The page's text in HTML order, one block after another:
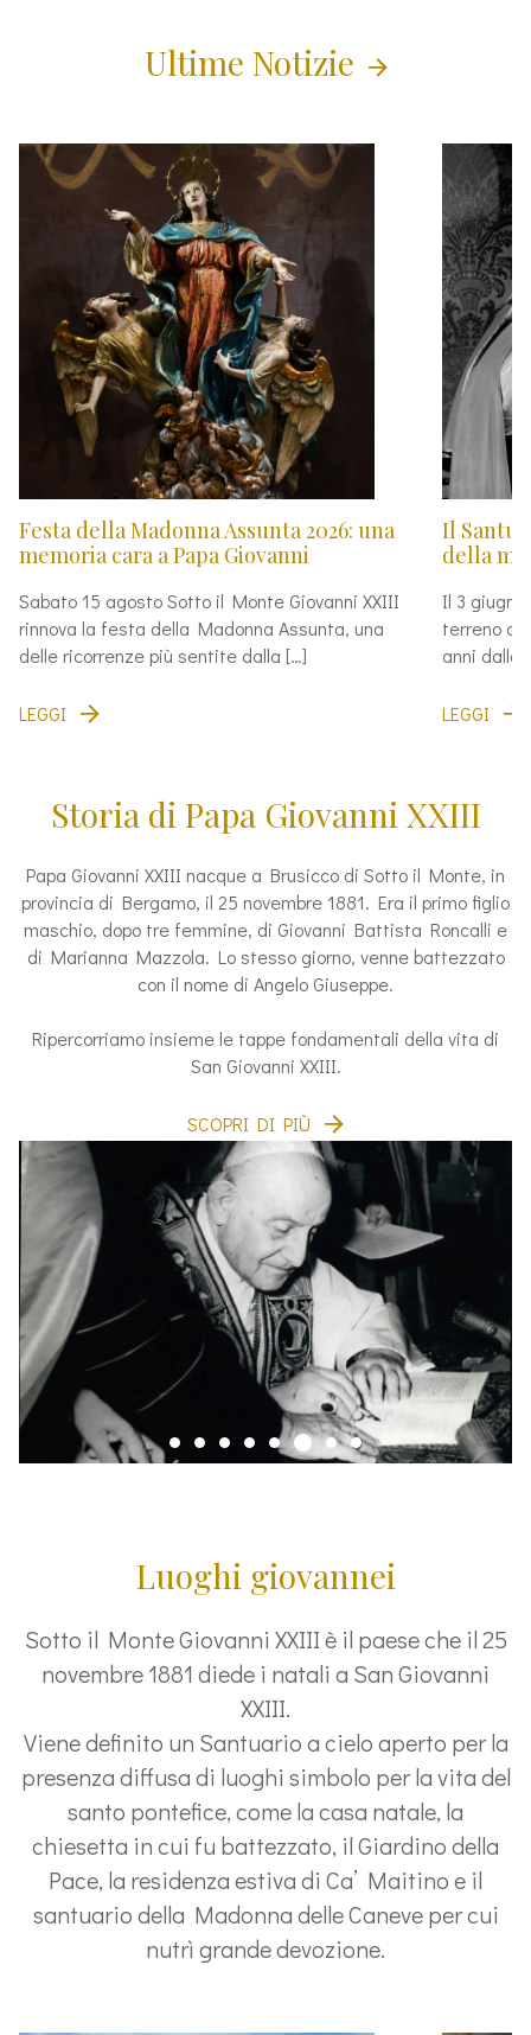
Ultime Notizie
Festa della Madonna Assunta 2026: una
memoria cara a Papa Giovanni
Sabato 15 agosto Sotto il Monte Giovanni XXIII
rinnova la festa della Madonna Assunta, una
delle ricorrenze più sentite dalla […]
LEGGI
Il
della
Il 3
terreno di
anni dalla
LEGGI
Storia di Papa Giovanni XXIII
Papa Giovanni XXIII nacque a Brusicco di Sotto il Monte, in
provincia di Bergamo, il 25 novembre 1881. Era il primo figlio
maschio, dopo tre femmine, di Giovanni Battista Roncalli e
di Marianna Mazzola. Lo stesso giorno, venne battezzato
con il nome di Angelo Giuseppe.
Ripercorriamo insieme le tappe fondamentali della vita di
San Giovanni XXIII.
SCOPRI DI PIÙ
Luoghi giovannei
Sotto il Monte Giovanni XXIII è il paese che il 25
novembre 1881 diede i natali a San Giovanni
XXIII.
Viene definito un Santuario a cielo aperto per la
presenza diffusa di luoghi simbolo per la vita del
santo pontefice, come la casa natale, la
chiesetta in cui fu battezzato, il Giardino della
Pace, la residenza estiva di Ca’ Maitino e il
santuario della Madonna delle Caneve per cui
nutrì grande devozione.